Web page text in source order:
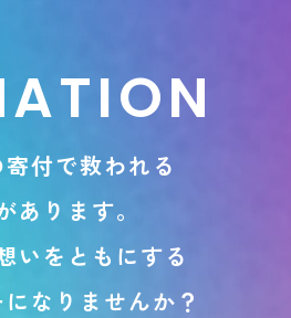
ATION
寄付で救われ る
あ り ま す。
い を と も にする
に な り ま せんか ？